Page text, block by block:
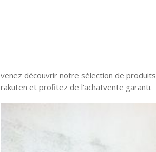
venez découvrir notre sélection de produits
rakuten et profitez de l'achatvente garanti.